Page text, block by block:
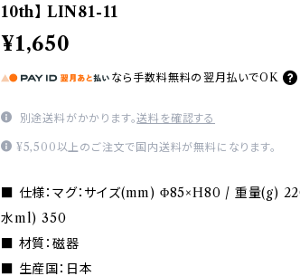
10th】 LIN81-11
¥1,650
なら 手数料無料の 翌月払いでOK
別途送料がかかります。送料を確認する
¥5,500以上のご注文で国内送料が無料になります。
■ 仕様：マグ：サイズ(mm) Φ85×H80 / 重量(g)
水ml) 350
■ 材質：磁器
■ 生産国：日本